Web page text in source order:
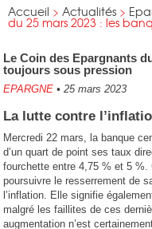
Accueil > Actualités >
du 25 mars 2023 : les
Le Coin des Epargnants
toujours sous pression
EPARGNE • 25 mars 2023
La lutte contre
Mercredi 22 mars, la banque
d’un quart de point ses taux
fourchette entre 4,75 % et 5
poursuivre le resserrement de
l’inflation. Elle signifie
malgré les faillites de ces
augmentation n’est